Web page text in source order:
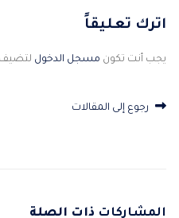
اترك تعليقاً
يجب أنت تكون مسجل الدخول لتضيف
رجوع إلى المقالات
المشاركات ذات الصلة